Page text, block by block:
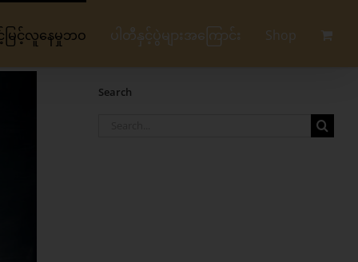
ြင့်လူနေမှုဘဝ ပါတီနှင့်ပွဲများအကြောင်း Shop
Search